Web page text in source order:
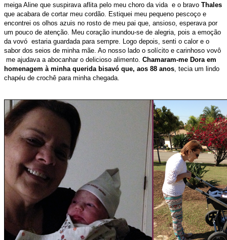
meiga Aline que suspirava aflita pelo meu choro da vida e o bravo Thales
que acabara de cortar meu cordão. Estiquei meu pequeno pescoço e
encontrei os olhos azuis no rosto de meu pai que, ansioso, esperava por
um pouco de atenção. Meu coração inundou-se de alegria, pois a emoção
da vovó estaria guardada para sempre. Logo depois, senti o calor e o
sabor dos seios de minha mãe. Ao nosso lado o solícito e carinhoso vovô
me ajudava a abocanhar o delicioso alimento. Chamaram-me Dora em
homenagem à minha querida bisavó que, aos 88 anos , tecia um lindo
chapéu de crochê para minha chegada.